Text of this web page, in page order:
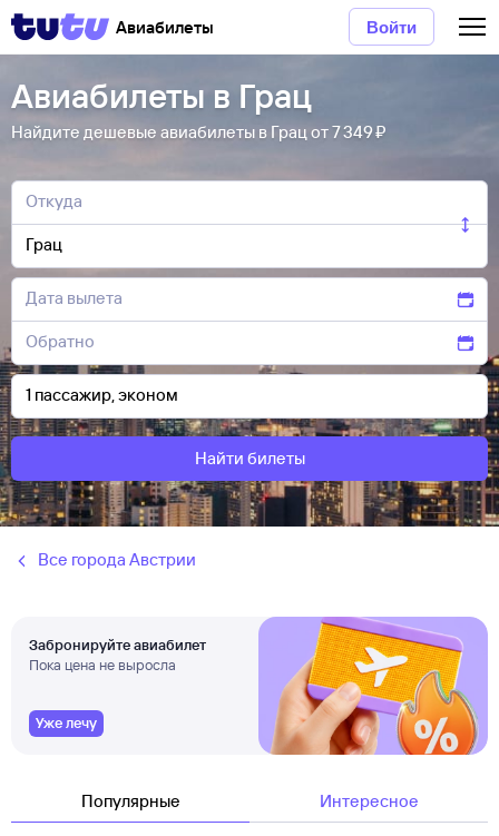
Авиабилеты Войти
Авиабилеты в Грац
Найдите дешевые авиабилеты в Грац от 7 ⁠349 ⁠₽
Найти билеты
Все города Австрии
Забронируйте авиабилет
Пока цена не выросла
Уже лечу
Популярные Интересное